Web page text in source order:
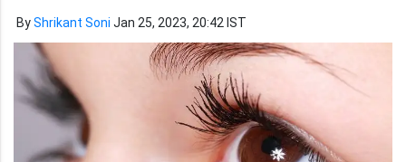
ByShrikant Soni Jan 25, 2023, 20:42 IST